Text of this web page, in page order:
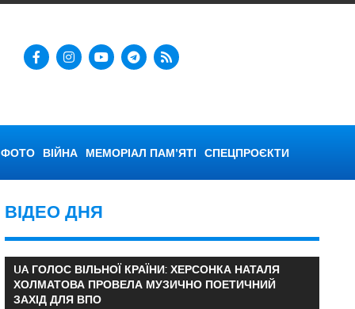
ФОТО ВІЙНА МЕМОРІАЛ ПАМ’ЯТІ СПЕЦПРОЄКТИ
ВІДЕО ДНЯ
UA ГОЛОС ВІЛЬНОЇ КРАЇНИ: ХЕРСОНКА НАТАЛЯ
ХОЛМАТОВА ПРОВЕЛА МУЗИЧНО ПОЕТИЧНИЙ
ЗАХІД ДЛЯ ВПО